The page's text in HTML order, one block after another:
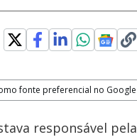
fonte preferencial no Google
responsável pela